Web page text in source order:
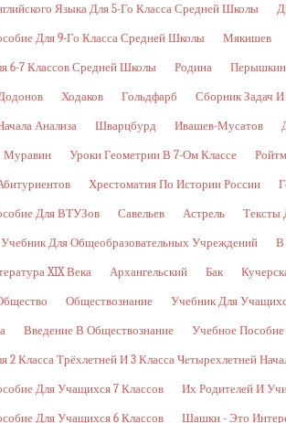
Языка Для 5-Го Класса Средней Школы
Для 9-Го Класса Средней Школы Мякишев
6-7 Классов Средней Школы Родина Перышкин
Ходаков Гольдфарб Сборник Задач
Анализа Шварцбурд Ивашев-Мусатов
Муравин Уроки Геометрии В 7-Ом Классе
Хрестоматия По Истории России
Для ВТУЗов Савельев Астрель Тексты
Учебник Для Общеобразовательных Учреждений В
XIX Века Архангельский Бак
Обществознание Учебник Для
Введение В Обществознание Учебное
2 Класса Трёхлетней И 3 Класса Четырехлетней
Для Учащихся 7 Классов Их Родителей И
Для Учащихся 6 Классов Шашки - Это